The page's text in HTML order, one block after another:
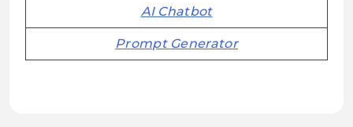
AI Chatbot
Prompt Generator